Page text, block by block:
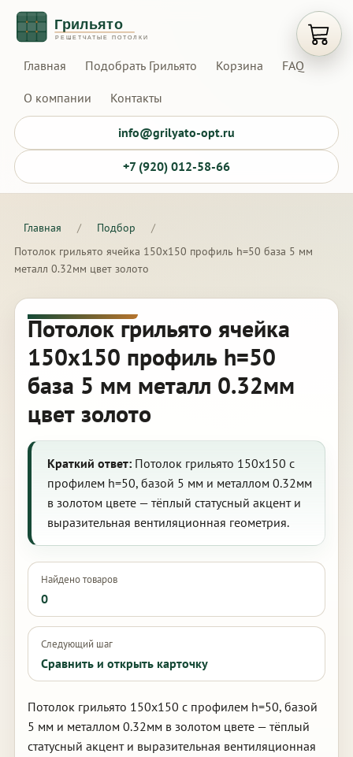
Главная Подобрать Грильято Корзина FAQ
О компании Контакты
info@grilyato-opt.ru
+7 (920) 012-58-66
Главная / Подбор
/
Потолок грильято ячейка 150х150 профиль h=50 база 5 мм
металл 0.32мм цвет золото
Потолок грильято ячейка
150х150 профиль h=50
база 5 мм металл 0.32мм
цвет золото
Краткий ответ:Потолок грильято 150х150 с
профилем h=50, базой 5 мм и металлом 0.32мм
в золотом цвете — тёплый статусный акцент и
выразительная вентиляционная геометрия.
Найдено товаров
0
Следующий шаг
Сравнить и открыть карточку
Потолок грильято 150х150 с профилем h=50, базой
5 мм и металлом 0.32мм в золотом цвете — тёплый
статусный акцент и выразительная вентиляционная